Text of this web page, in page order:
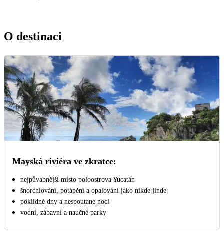
O destinaci
Mayská riviéra ve zkratce:
nejpůvabnější místo poloostrova Yucatán
šnorchlování, potápění a opalování jako nikde jinde
poklidné dny a nespoutané noci
vodní, zábavní a naučné parky